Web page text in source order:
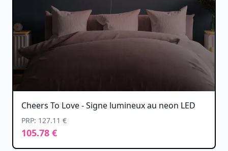
Cheers To Love - Signe lumineux au neon LED
PRP: 127.11 €
105.78 €